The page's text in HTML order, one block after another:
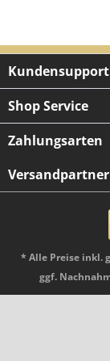
Kundensupport
Shop Service
Zahlungsarten
Versandpartner
* Alle Preise inkl.
ggf.